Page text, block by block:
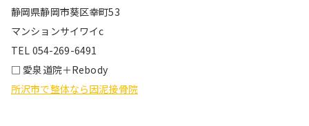
静岡県静岡市葵区幸町53
マンションサイワイc
TEL 054-269-6491
□ 愛泉道院＋Rebody
所沢市で整体なら因泥接骨院